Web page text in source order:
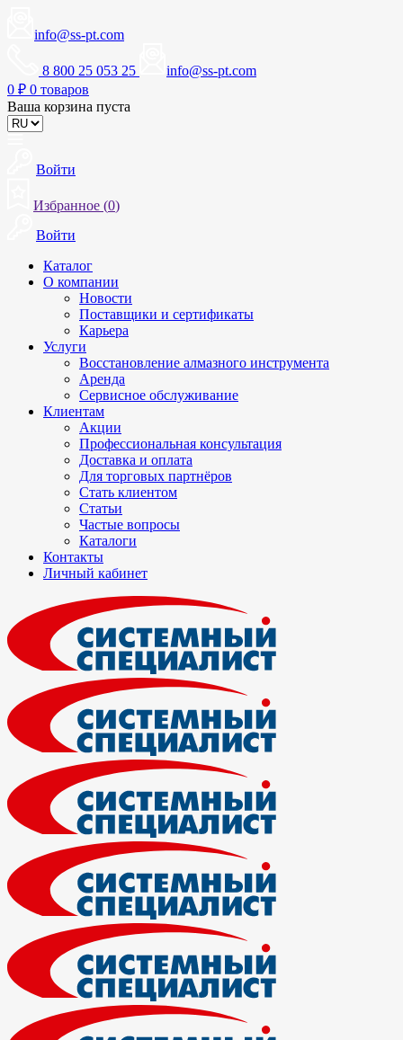
info@ss-pt.com
8 800 25 053 25
info@ss-pt.com
0 ₽ 0 товаров
Ваша корзина пуста
Войти
Избранное (0)
Войти
Каталог
О компании
Новости
Поставщики и сертификаты
Карьера
Услуги
Восстановление алмазного инструмента
Аренда
Сервисное обслуживание
Клиентам
Акции
Профессиональная консультация
Доставка и оплата
Для торговых партнёров
Стать клиентом
Статьи
Частые вопросы
Каталоги
Контакты
Личный кабинет